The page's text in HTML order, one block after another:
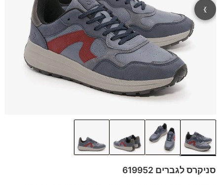
סניקרס לגברים 619952
‹
›